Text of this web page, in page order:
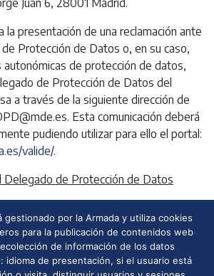
Juan 6, 28001 Madrid.
la presentación de una reclamación ante
de Protección de Datos o, en su caso,
de protección de datos,
de Protección de Datos del
a través de la siguiente dirección de
Esta comunicación deberá
pudiendo utilizar para ello el portal:
valide/.
Delegado de Protección de Datos
un Delegado de Protección de
en contacto con dicho delegado a
dirección de correo electrónico:
gestionado por la Armada y utiliza cookies
para la publicación de contenidos web
de información de los datos
idioma de presentación, si el usuario está